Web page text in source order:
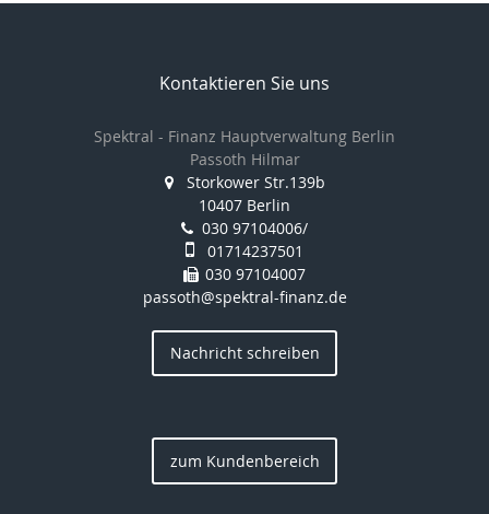
Kontaktieren Sie uns
Spektral - Finanz Hauptverwaltung Berlin
Passoth Hilmar
Storkower Str.139b
10407 Berlin
030 97104006/
01714237501
030 97104007
passoth@spektral-finanz.de
Nachricht schreiben
zum Kundenbereich